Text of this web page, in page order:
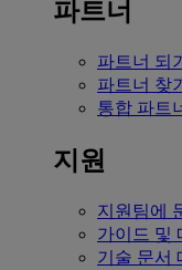
파트너
파트너 되기
파트너 찾기
통합 파트
지원
지원팀에
가이드 및
기술 문서